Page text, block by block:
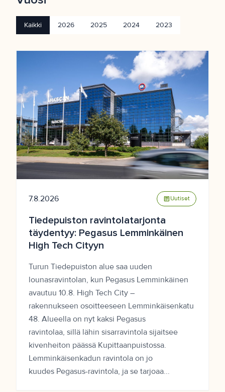
Kaikki 2026 2025 2024 2023
7.8.2026 article Uutiset
Tiedepuiston ravintolatarjonta
täydentyy: Pegasus Lemminkäinen
High Tech Cityyn
Turun Tiedepuiston alue saa uuden
lounasravintolan, kun Pegasus Lemminkäinen
avautuu 10.8. High Tech City –
rakennukseen osoitteeseen Lemminkäisenkatu
48. Alueella on nyt kaksi Pegasus
ravintolaa, sillä lähin sisarravintola sijaitsee
kivenheiton päässä Kupittaanpuistossa.
Lemminkäisenkadun ravintola on jo
kuudes Pegasus-ravintola, ja se tarjoaa...